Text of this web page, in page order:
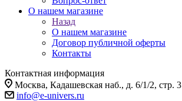
О нашем магазине
Назад
О нашем магазине
Договор публичной оферты
Контакты
Контактная информация
Москва, Кадашевская наб., д. 6/1/2, стр. 3
info@e-univers.ru